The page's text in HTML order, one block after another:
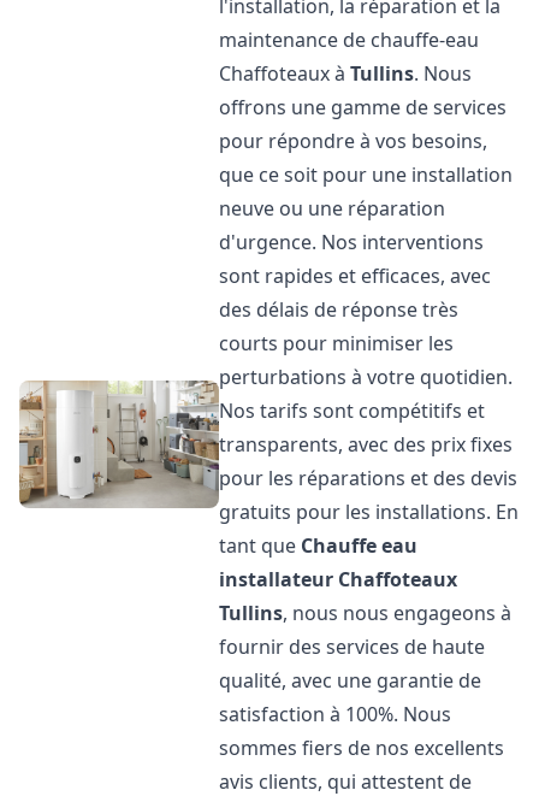
l'installation, la réparation et la
maintenance de chauffe-eau
Chaffoteaux àTullins. Nous
offrons une gamme de services
pour répondre à vos besoins,
que ce soit pour une installation
neuve ou une réparation
d'urgence. Nos interventions
sont rapides et efficaces, avec
des délais de réponse très
courts pour minimiser les
perturbations à votre quotidien.
Nos tarifs sont compétitifs et
transparents, avec des prix fixes
pour les réparations et des devis
gratuits pour les installations. En
tant que Chauffe eau
installateur Chaffoteaux
Tullins, nous nous engageons à
fournir des services de haute
qualité, avec une garantie de
satisfaction à 100%. Nous
sommes fiers de nos excellents
avis clients, qui attestent de